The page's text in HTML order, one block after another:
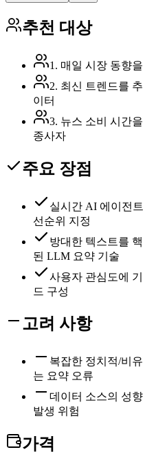
추천 대상
1. 매일 시장 동향
2. 최신 트렌드를
이터
3. 뉴스 소비 시간
종사자
주요 장점
실시간 AI 에이전
선순위 지정
방대한 텍스트를
된 LLM 요약 기술
사용자 관심도에
드 구성
고려 사항
복잡한 정치적/비
는 요약 오류
데이터 소스의 성
발생 위험
가격